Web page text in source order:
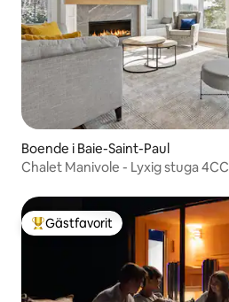
Boende i Baie-Saint-Paul
Chalet Manivole - Lyxig stuga 4CC
Populär gästfavorit
Gästfavorit